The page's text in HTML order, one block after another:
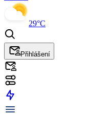
29°C
Přihlášení